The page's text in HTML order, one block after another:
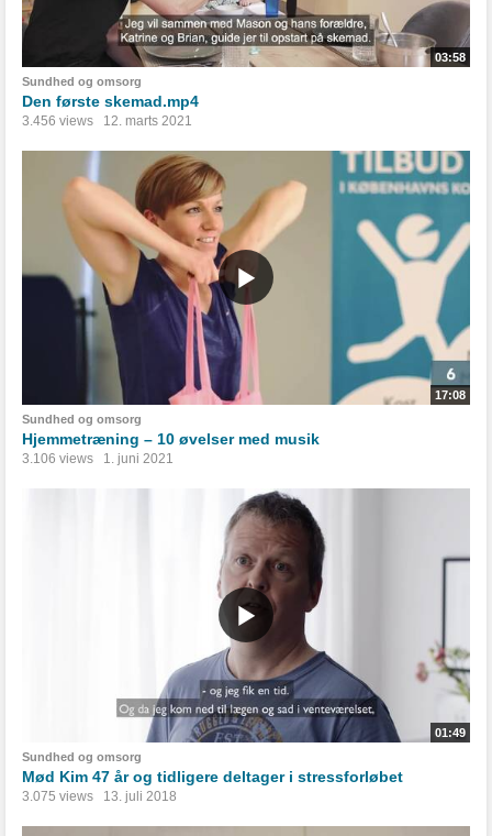
03:58
Sundhed og omsorg
Den første skemad.mp4
3.456 views 12. marts 2021
17:08
Sundhed og omsorg
Hjemmetræning – 10 øvelser med musik
3.106 views 1. juni 2021
01:49
Sundhed og omsorg
Mød Kim 47 år og tidligere deltager i stressforløbet
3.075 views 13. juli 2018